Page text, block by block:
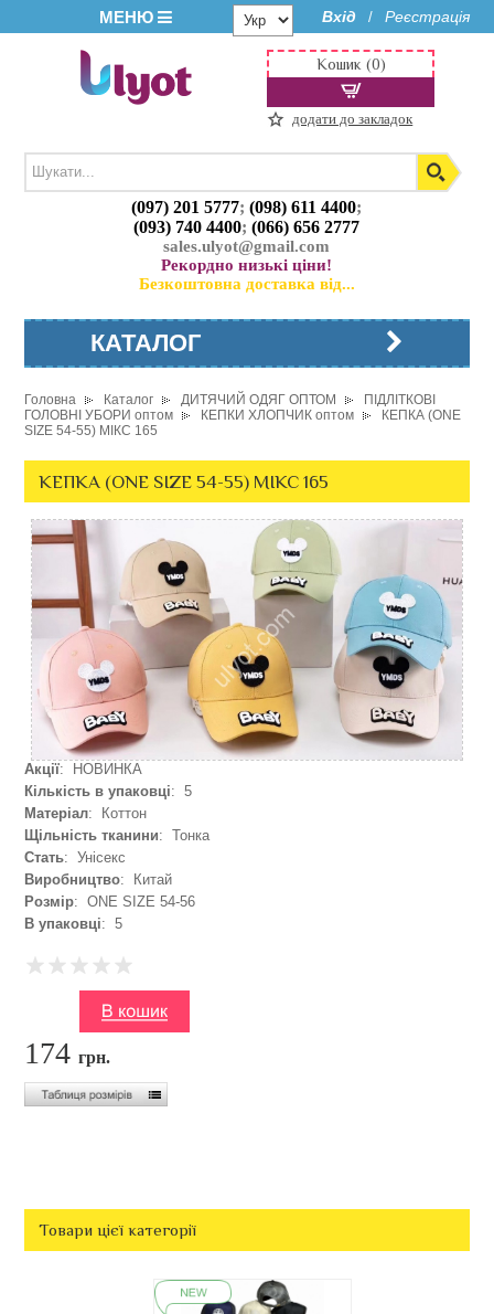
МЕНЮ Вхід / Реєстрація
(097) 201 5777;(098) 611 4400;
(093) 740 4400;(066) 656 2777
sales.ulyot@gmail.com
Рекордно низькі ціни!
Безкоштовна доставка від...
Кошик (0)
додати до закладок
КАТАЛОГ
Головна Каталог ДИТЯЧИЙ ОДЯГ ОПТОМ
ПІДЛІТКОВІ
ГОЛОВНІ УБОРИ оптом
КЕПКИ ХЛОПЧИК оптом
КЕПКА (ONE
SIZE 54-55) МІКС 165
КЕПКА (ONE SIZE 54-55) МІКС 165
Акції: НОВИНКА
Кількість в упаковці: 5
Матеріал: Коттон
Щільність тканини: Тонка
Стать: Унісекс
Виробництво: Китай
Розмір: ONE SIZE 54-56
В упаковці: 5
174грн.
Товари цієї категорії